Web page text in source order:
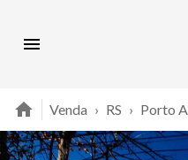
Venda › RS › Porto